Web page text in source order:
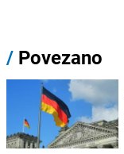
/ Povezano